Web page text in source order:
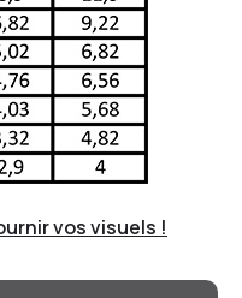
vos visuels !